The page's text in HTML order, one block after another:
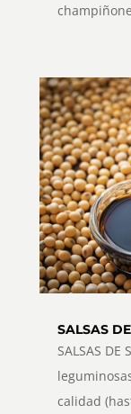
SALSAS
SALSAS DE
calidad